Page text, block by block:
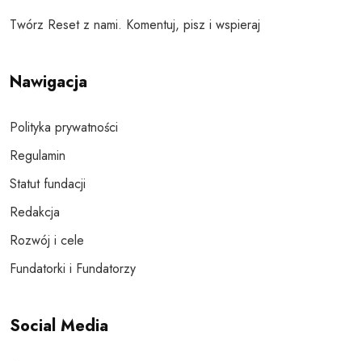
Twórz Reset z nami. Komentuj, pisz i wspieraj
Nawigacja
Polityka prywatności
Regulamin
Statut fundacji
Redakcja
Rozwój i cele
Fundatorki i Fundatorzy
Social Media